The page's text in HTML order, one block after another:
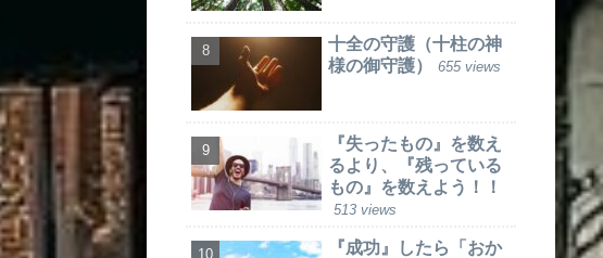
十全の守護（十柱の神
様の御守護）
655 views
『失ったもの』を数え
るより、『残っている
もの』を数えよう！！
513 views
『成功』したら「おか